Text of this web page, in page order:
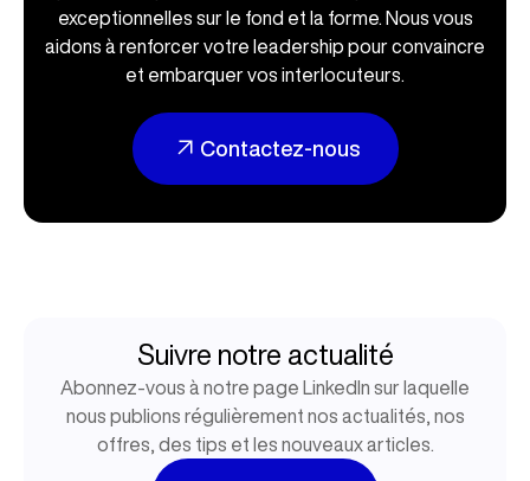
exceptionnelles sur le fond et la forme. Nous vous
aidons à renforcer votre leadership pour convaincre
et embarquer vos interlocuteurs.
Contactez-nous
Suivre notre actualité
Abonnez-vous à notre page LinkedIn sur laquelle
nous publions régulièrement nos actualités, nos
offres, des tips et les nouveaux articles.